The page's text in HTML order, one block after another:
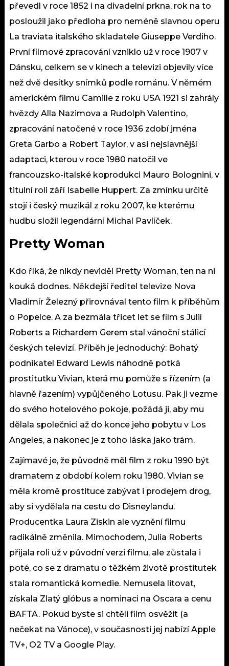
převedl v roce 1852 i na divadelní prkna, rok na to
posloužil jako předloha pro neméně slavnou operu
La traviata italského skladatele Giuseppe Verdiho.
První filmové zpracování vzniklo už v roce 1907 v
Dánsku, celkem se v kinech a televizi objevily více
než dvě desítky snímků podle románu. V němém
americkém filmu Camille z roku USA 1921 si zahrály
hvězdy Alla Nazimova a Rudolph Valentino,
zpracování natočené v roce 1936 zdobí jména
Greta Garbo a Robert Taylor, v asi nejslavnější
adaptaci, kterou v roce 1980 natočil ve
francouzsko-italské koprodukci Mauro Bolognini, v
titulní roli září Isabelle Huppert. Za zmínku určitě
stojí i český muzikál z roku 2007, ke kterému
hudbu složil legendární Michal Pavlíček.
Pretty Woman
Kdo říká, že nikdy neviděl Pretty Woman, ten na ni
kouká dodnes. Někdejší ředitel televize Nova
Vladimír Železný přirovnával tento film k příběhům
o Popelce. A za bezmála třicet let se film s Julií
Roberts a Richardem Gerem stal vánoční stálicí
českých televizí. Příběh je jednoduchý: Bohatý
podnikatel Edward Lewis náhodně potká
prostitutku Vivian, která mu pomůže s řízením (a
hlavně řazením) vypůjčeného Lotusu. Pak ji vezme
do svého hotelového pokoje, požádá ji, aby mu
dělala společnici až do konce jeho pobytu v Los
Angeles, a nakonec je z toho láska jako trám.
Zajímavé je, že původně měl film z roku 1990 být
dramatem z období kolem roku 1980. Vivian se
měla kromě prostituce zabývat i prodejem drog,
aby si vydělala na cestu do Disneylandu.
Producentka Laura Ziskin ale vyznění filmu
radikálně změnila. Mimochodem, Julia Roberts
přijala roli už v původní verzi filmu, ale zůstala i
poté, co se z dramatu o těžkém životě prostitutek
stala romantická komedie. Nemusela litovat,
získala Zlatý glóbus a nominaci na Oscara a cenu
BAFTA. Pokud byste si chtěli film osvěžit (a
nečekat na Vánoce), v současnosti jej nabízí Apple
TV+, O2 TV a Google Play.